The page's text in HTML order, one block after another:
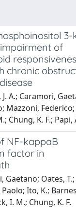
3-
of
chronic
A.; Caramori,
Mazzoni,
Chung, K. F.;
NF-kappaB
factor in
Gaetano; Oates,
Ito, K.;
I. M.; Chung, K. F.